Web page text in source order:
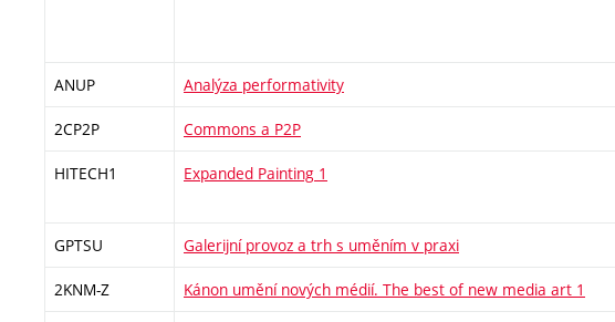
ANUP Analýza performativity
2CP2P Commons a P2P
HITECH1 Expanded Painting 1
GPTSU Galerijní provoz a trh s uměním v praxi
2KNM-Z Kánon umění nových médií. The best of new media art 1